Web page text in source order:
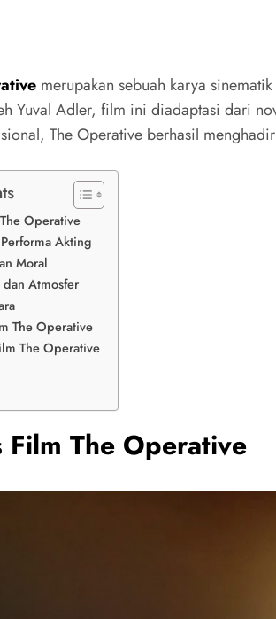
merupakan sebuah karya
Yuval Adler, film ini diadaptasi dari
The Operative berhasil
Operative
Akting
Moral
Atmosfer
The Operative
The Operative
Film The Operative